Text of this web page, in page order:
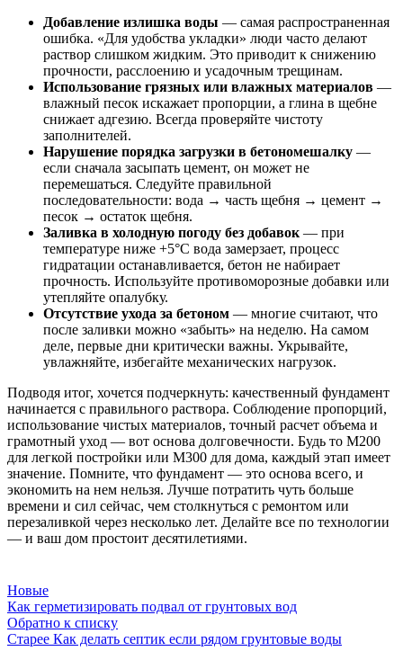
Добавление излишка воды — самая распространенная
ошибка. «Для удобства укладки» люди часто делают
раствор слишком жидким. Это приводит к снижению
прочности, расслоению и усадочным трещинам.
Использование грязных или влажных материалов —
влажный песок искажает пропорции, а глина в щебне
снижает адгезию. Всегда проверяйте чистоту
заполнителей.
Нарушение порядка загрузки в бетономешалку —
если сначала засыпать цемент, он может не
перемешаться. Следуйте правильной
последовательности: вода → часть щебня → цемент →
песок → остаток щебня.
Заливка в холодную погоду без добавок — при
температуре ниже +5°C вода замерзает, процесс
гидратации останавливается, бетон не набирает
прочность. Используйте противоморозные добавки или
утепляйте опалубку.
Отсутствие ухода за бетоном — многие считают, что
после заливки можно «забыть» на неделю. На самом
деле, первые дни критически важны. Укрывайте,
увлажняйте, избегайте механических нагрузок.
Подводя итог, хочется подчеркнуть: качественный фундамент
начинается с правильного раствора. Соблюдение пропорций,
использование чистых материалов, точный расчет объема и
грамотный уход — вот основа долговечности. Будь то М200
для легкой постройки или М300 для дома, каждый этап имеет
значение. Помните, что фундамент — это основа всего, и
экономить на нем нельзя. Лучше потратить чуть больше
времени и сил сейчас, чем столкнуться с ремонтом или
перезаливкой через несколько лет. Делайте все по технологии
— и ваш дом простоит десятилетиями.
Новые
Как герметизировать подвал от грунтовых вод
Обратно к списку
Старее Как делать септик если рядом грунтовые воды